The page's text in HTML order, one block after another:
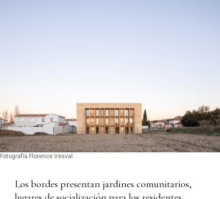
Fotografía Florence Vesval
Los bordes presentan jardines comunitarios,